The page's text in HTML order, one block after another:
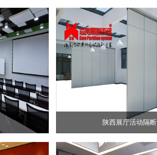
陕西展厅活动隔断